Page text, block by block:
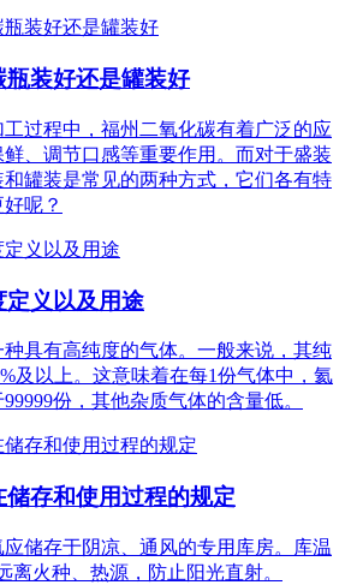
装好还是罐装好
过程中，福州二氧化碳有着广泛的应
、调节口感等重要作用。而对于盛装
和罐装是常见的两种方式，它们各有特
呢？
义‌以及用途
具有高纯度的气体。一般来说，其纯
及以上。这意味着在每1份气体中，氦
份，其他杂质气体的含量低。
存和使用过程的规定
储存于阴凉、通风的专用库房。库温
火种、热源，防止阳光直射。